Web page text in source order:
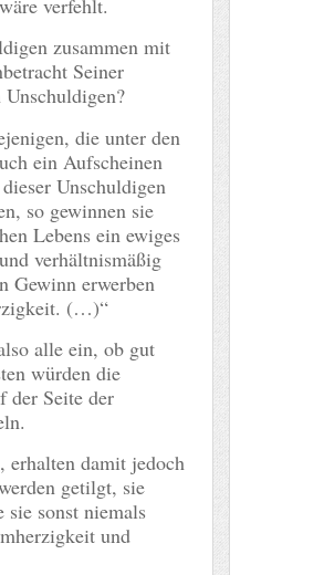
zusammen mit
Seiner
die unter den
ein Aufscheinen
Unschuldigen
so gewinnen sie
Lebens ein ewiges
verhältnismäßig
Gewinn erwerben
(…)“
alle ein, ob gut
würden die
der Seite der
erhalten damit jedoch
getilgt, sie
sie sonst niemals
und